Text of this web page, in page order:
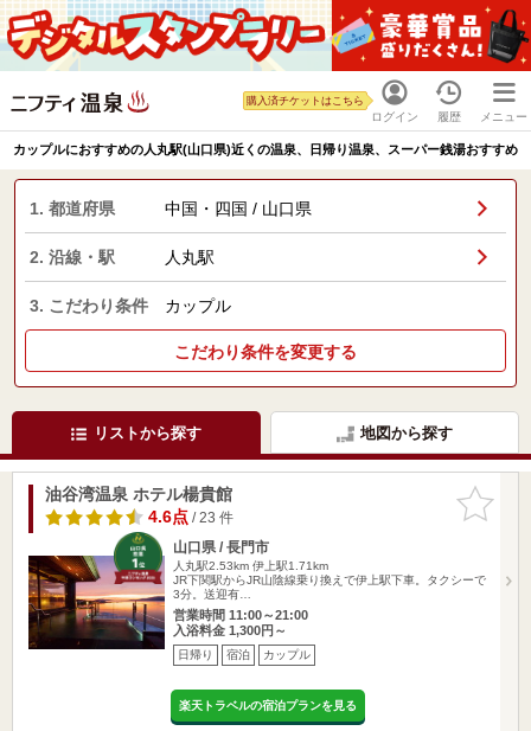
ログイン
購入済チケットはこちら
履歴 メニュー
カップルにおすすめの人丸駅(山口県)近くの温泉、日帰り温泉、スーパー銭湯おすすめ
1. 都道府県 中国・四国 / 山口県
2. 沿線・駅 人丸駅
3. こだわり条件 カップル
こだわり条件を変更する
リストから探す 地図から探す
お気に入
りに追加
油谷湾温泉 ホテル楊貴館
4.6点/ 23 件
山口県 / 長門市
人丸駅2.53km 伊上駅1.71km
JR下関駅からJR山陰線乗り換えで伊上駅下車。タクシーで
3分。送迎有…
営業時間 11:00～21:00
入浴料金 1,300円～
日帰り 宿泊 カップル
楽天トラベルの宿泊プランを見る